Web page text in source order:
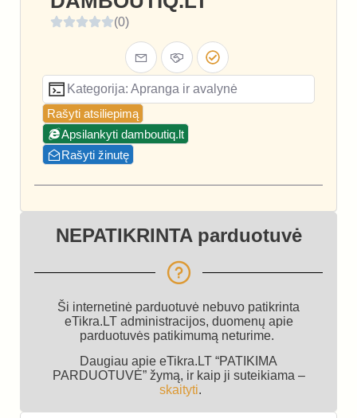
(0)
Kategorija: Apranga ir avalynė
Rašyti atsiliepimą
Apsilankyti damboutiq.lt
Rašyti žinutę
NEPATIKRINTA parduotuvė
Ši internetinė parduotuvė nebuvo patikrinta
eTikra.LT administracijos, duomenų apie
parduotuvės patikimumą neturime.
Daugiau apie eTikra.LT “PATIKIMA
PARDUOTUVĖ” žymą, ir kaip ji suteikiama –
skaityti.